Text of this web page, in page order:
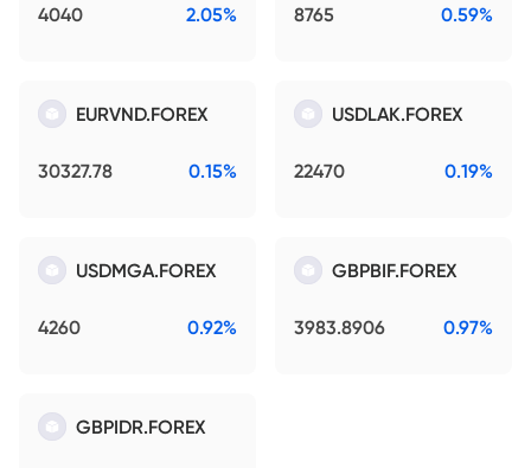
4040 2.05% 8765 0.59%
EURVND.FOREX
30327.78 0.15%
USDLAK.FOREX
22470 0.19%
USDMGA.FOREX
4260 0.92%
GBPBIF.FOREX
3983.8906 0.97%
GBPIDR.FOREX